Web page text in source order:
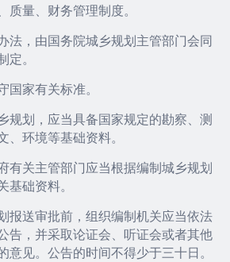
质量、财务管理制度。
法，由国务院城乡规划主管部门会同
。
家有关标准。
划，应当具备国家规定的勘察、测
环境等基础资料。
有关主管部门应当根据编制城乡规划
础资料。
送审批前，组织编制机关应当依法
告，并采取论证会、听证会或者其他
意见。公告的时间不得少于三十日。